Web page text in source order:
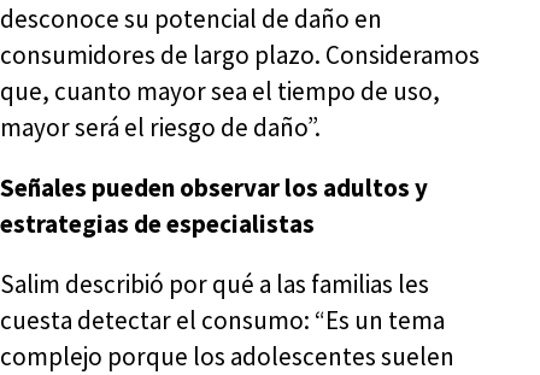
desconoce su potencial de daño en
consumidores de largo plazo. Consideramos
que, cuanto mayor sea el tiempo de uso,
mayor será el riesgo de daño”.
Señales pueden observar los adultos y
estrategias de especialistas
Salim describió por qué a las familias les
cuesta detectar el consumo: “Es un tema
complejo porque los adolescentes suelen